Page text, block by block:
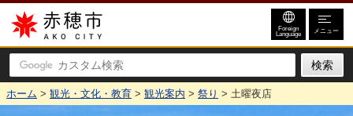
赤穂市
Foreign
Language メニュー
ホーム > 観光・文化・教育 > 観光案内 > 祭り > 土曜夜店